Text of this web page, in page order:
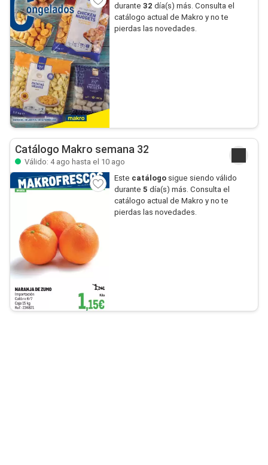
durante 32 día(s) más. Consulta el
catálogo actual de Makro y no te
pierdas las novedades.
Catálogo Makro semana 32
Válido: 4 ago hasta el 10 ago
Este catálogosigue siendo válido
durante 5 día(s) más. Consulta el
catálogo actual de Makro y no te
pierdas las novedades.